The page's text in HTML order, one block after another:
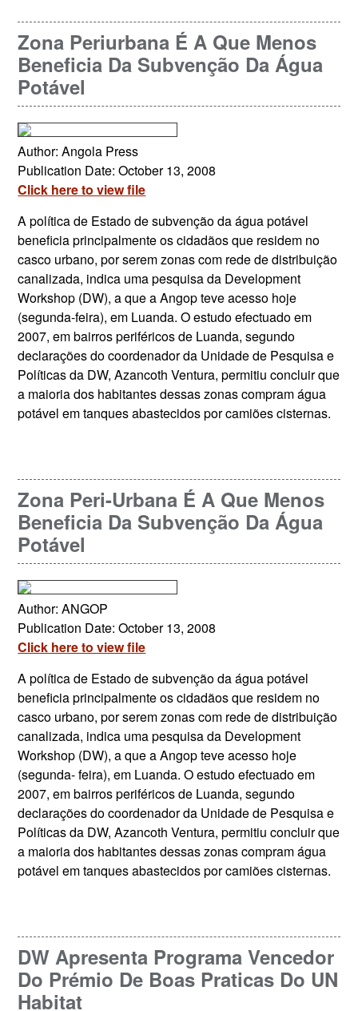
Zona Periurbana É A Que Menos
Beneficia Da Subvenção Da Água
Potável
Author: Angola Press
Publication Date: October 13, 2008
Click here to view file
A política de Estado de subvenção da água potável
beneficia principalmente os cidadãos que residem no
casco urbano, por serem zonas com rede de distribuição
canalizada, indica uma pesquisa da Development
Workshop (DW), a que a Angop teve acesso hoje
(segunda-feira), em Luanda. O estudo efectuado em
2007, em bairros periféricos de Luanda, segundo
declarações do coordenador da Unidade de Pesquisa e
Políticas da DW, Azancoth Ventura, permitiu concluir que
a maioria dos habitantes dessas zonas compram água
potável em tanques abastecidos por camiões cisternas.
Zona Peri-Urbana É A Que Menos
Beneficia Da Subvenção Da Água
Potável
Author: ANGOP
Publication Date: October 13, 2008
Click here to view file
A política de Estado de subvenção da água potável
beneficia principalmente os cidadãos que residem no
casco urbano, por serem zonas com rede de distribuição
canalizada, indica uma pesquisa da Development
Workshop (DW), a que a Angop teve acesso hoje
(segunda- feira), em Luanda. O estudo efectuado em
2007, em bairros periféricos de Luanda, segundo
declarações do coordenador da Unidade de Pesquisa e
Políticas da DW, Azancoth Ventura, permitiu concluir que
a maioria dos habitantes dessas zonas compram água
potável em tanques abastecidos por camiões cisternas.
DW Apresenta Programa Vencedor
Do Prémio De Boas Praticas Do UN
Habitat